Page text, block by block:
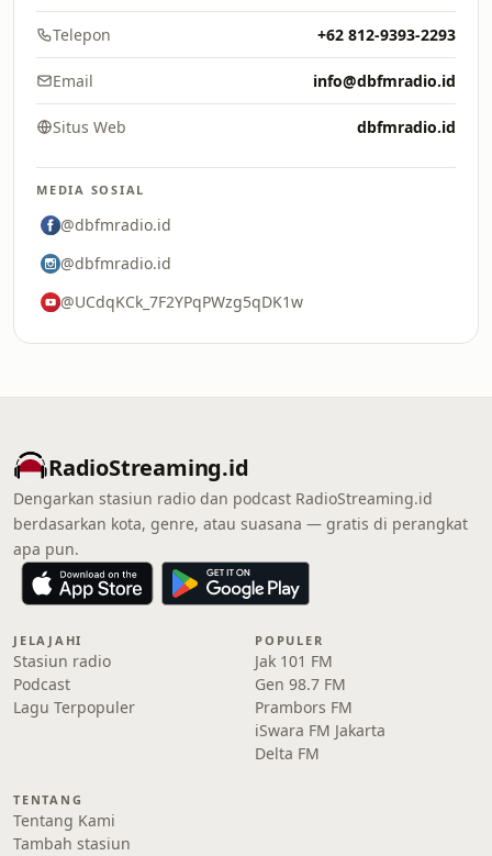
Telepon +62 812-9393-2293
Email info@dbfmradio.id
Situs Web dbfmradio.id
MEDIA SOSIAL
@dbfmradio.id
@dbfmradio.id
@UCdqKCk_7F2YPqPWzg5qDK1w
RadioStreaming.id
Dengarkan stasiun radio dan podcast RadioStreaming.id
berdasarkan kota, genre, atau suasana — gratis di perangkat
apa pun.
JELAJAHI
Stasiun radio
Podcast
Lagu Terpopuler
POPULER
Jak 101 FM
Gen 98.7 FM
Prambors FM
iSwara FM Jakarta
Delta FM
TENTANG
Tentang Kami
Tambah stasiun